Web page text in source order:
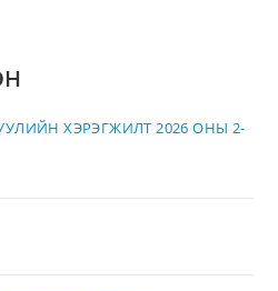
ХЭРЭГЖИЛТ 2026 ОНЫ 2-